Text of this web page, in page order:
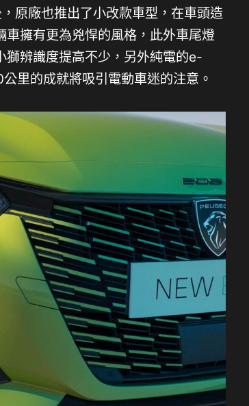
原廠也推出了小改款車型，在車頭造
擁有更為兇悍的風格，此外車尾燈
獅辨識度提高不少，另外純電的e-
里的成就將吸引電動車迷的注意。